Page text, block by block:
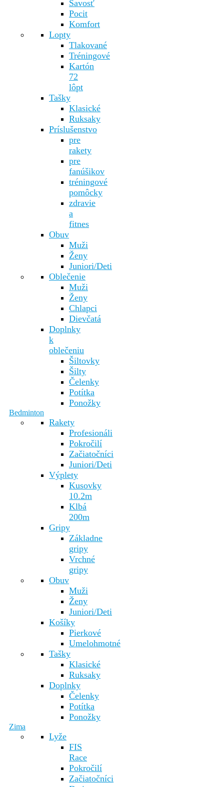
Savosť
Pocit
Komfort
Lopty
Tlakované
Tréningové
Kartón
72
lôpt
Tašky
Klasické
Ruksaky
Príslušenstvo
pre
rakety
pre
fanúšikov
tréningové
pomôcky
zdravie
a
fitnes
Obuv
Muži
Ženy
Juniori/Deti
Oblečenie
Muži
Ženy
Chlapci
Dievčatá
Doplnky
k
oblečeniu
Šiltovky
Šilty
Čelenky
Potítka
Ponožky
Bedminton
Rakety
Profesionáli
Pokročilí
Začiatočníci
Juniori/Deti
Výplety
Kusovky
10.2m
Klbá
200m
Gripy
Základne
gripy
Vrchné
gripy
Obuv
Muži
Ženy
Juniori/Deti
Košíky
Pierkové
Umelohmotné
Tašky
Klasické
Ruksaky
Doplnky
Čelenky
Potítka
Ponožky
Zima
Lyže
FIS
Race
Pokročilí
Začiatočníci